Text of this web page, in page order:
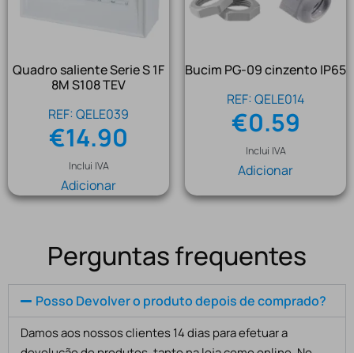
Quadro saliente Serie S 1F
8M S108 TEV
REF: QELE039
€14.90
Inclui IVA
Adicionar
Bucim PG-09 cinzento IP65
REF: QELE014
€0.59
Inclui IVA
Adicionar
Perguntas frequentes
Posso Devolver o produto depois de comprado?
Damos aos nossos clientes 14 dias para efetuar a